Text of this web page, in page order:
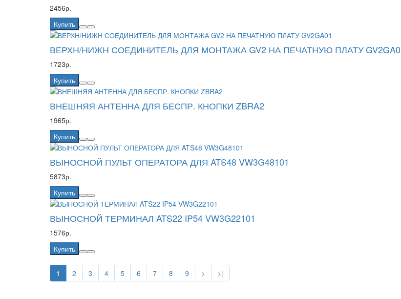
2456р.
Купить
ВЕРХН/НИЖН СОЕДИНИТЕЛЬ ДЛЯ МОНТАЖА GV2 НА ПЕЧАТНУЮ ПЛАТУ
1723р.
Купить
ВНЕШНЯЯ АНТЕННА ДЛЯ БЕСПР. КНОПКИ ZBRA2
1965р.
Купить
ВЫНОСНОЙ ПУЛЬТ ОПЕРАТОРА ДЛЯ ATS48 VW3G48101
5873р.
Купить
ВЫНОСНОЙ ТЕРМИНАЛ ATS22 IP54 VW3G22101
1576р.
Купить
1 2 3 4 5 6 7 8 9 > >|